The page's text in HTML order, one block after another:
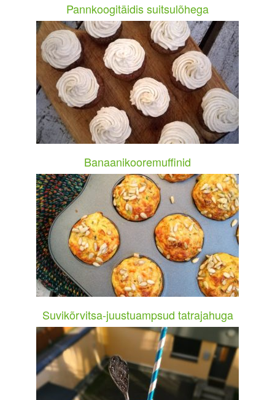
Pannkoogitäidis suitsulõhega
Banaanikooremuffinid
Suvikõrvitsa-juustuampsud tatrajahuga